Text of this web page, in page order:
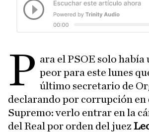
P ara el PSOE solo había
peor para este lunes
último secretario de
declarando por corrupción en
Supremo: verlo entrar en la
del Real por orden del juez